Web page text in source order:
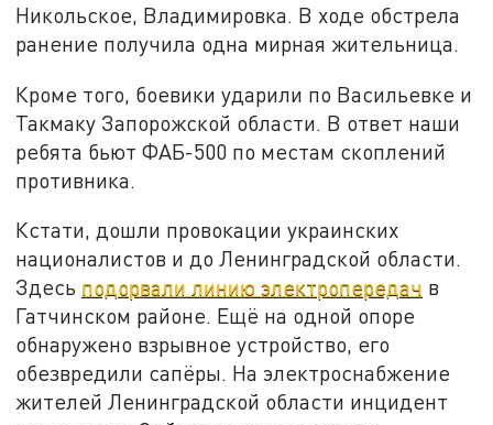
Никольское, Владимировка. В ходе обстрела
ранение получила одна мирная жительница.
Кроме того, боевики ударили по Васильевке и
Такмаку Запорожской области. В ответ наши
ребята бьют ФАБ-500 по местам скоплений
противника.
Кстати, дошли провокации украинских
националистов и до Ленинградской области.
Здесь подорвали линию электропередач в
Гатчинском районе. Ещё на одной опоре
обнаружено взрывное устройство, его
обезвредили сапёры. На электроснабжение
жителей Ленинградской области инцидент